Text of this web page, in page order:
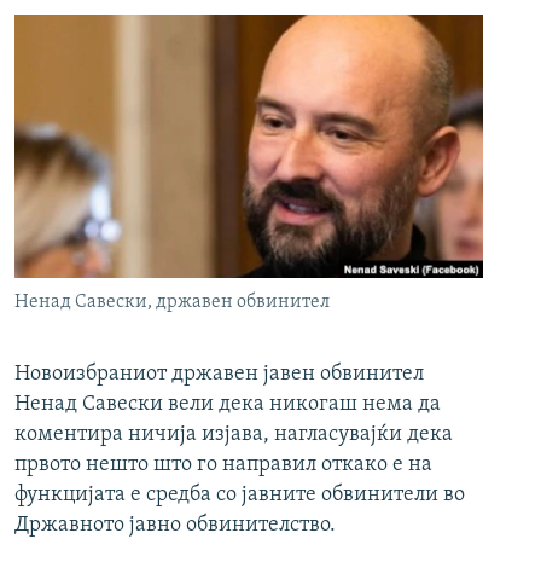
Ненад Савески, државен обвинител
Новоизбраниот државен јавен обвинител
Ненад Савески вели дека никогаш нема да
коментира ничија изјава, нагласувајќи дека
првото нешто што го направил откако е на
функцијата е средба со јавните обвинители во
Државното јавно обвинителство.